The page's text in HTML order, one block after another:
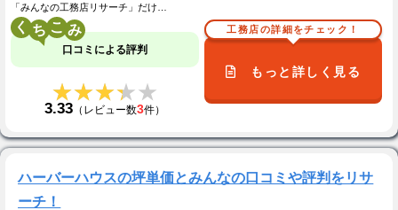
「みんなの工務店リサーチ」だけ…
く こ
口コミによる評判
★★★★★
★★★★★
3.33 （レビュー数3件）
工務店の詳細をチェック！
もっと詳しく見る
ハーバーハウスの坪単価とみんなの口コミや評判をリサ
ーチ！